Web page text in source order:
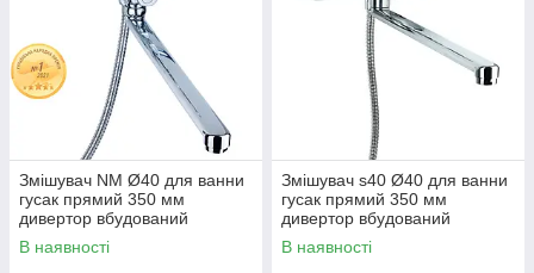
Змішувач NM Ø40 для ванни
гусак прямий 350 мм
дивертор вбудований
картриджний AQUATICA NM-
2C234C (9751220)
В наявності
Змішувач s40 Ø40 для ванни
гусак прямий 350 мм
дивертор вбудований
картриджний TAU SL-2C243C
(9840220)
В наявності